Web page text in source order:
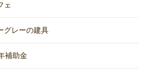
ェ
グレーの建具
補助金